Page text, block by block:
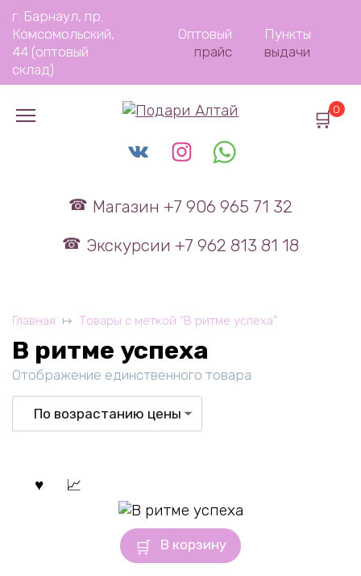
Перейти
содержанию
г. Барнаул, пр.
Комсомольский,
44 (оптовый
склад)
Оптовый
прайс
Пункты
выдачи
Магазин +7 906 965 71 32
Экскурсии +7 962 813 81 18
0
Главная Товары с меткой “В ритме успеха”
В ритме успеха
Отображение единственного товара
В корзину